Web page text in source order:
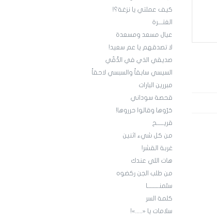
كيف عملتي يا نزغة؟!
الغتـــرة
عيال مسعد ومسعدة
لا تصدقهم يا عم سعيد!
صديقي الذي في الدُّقّي
السيسي سابقاً والسبسي لاحقاً
مبررين البارات
قحصة سوداني
حَرّوها وقالوا حرروها!
قريـــــح
من كل شيء اثنين
غربة القشر!
هات اللي عندك
من طلب الجن ركضوه
سئمنــــــــا
كلمة السر
سلامات يا «.....»!